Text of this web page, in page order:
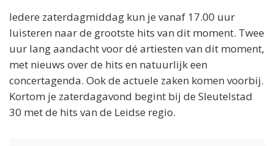
Iedere zaterdagmiddag kun je vanaf 17.00 uur
luisteren naar de grootste hits van dit moment. Twee
uur lang aandacht voor dé artiesten van dit moment,
met nieuws over de hits en natuurlijk een
concertagenda. Ook de actuele zaken komen voorbij.
Kortom je zaterdagavond begint bij de Sleutelstad
30 met de hits van de Leidse regio.